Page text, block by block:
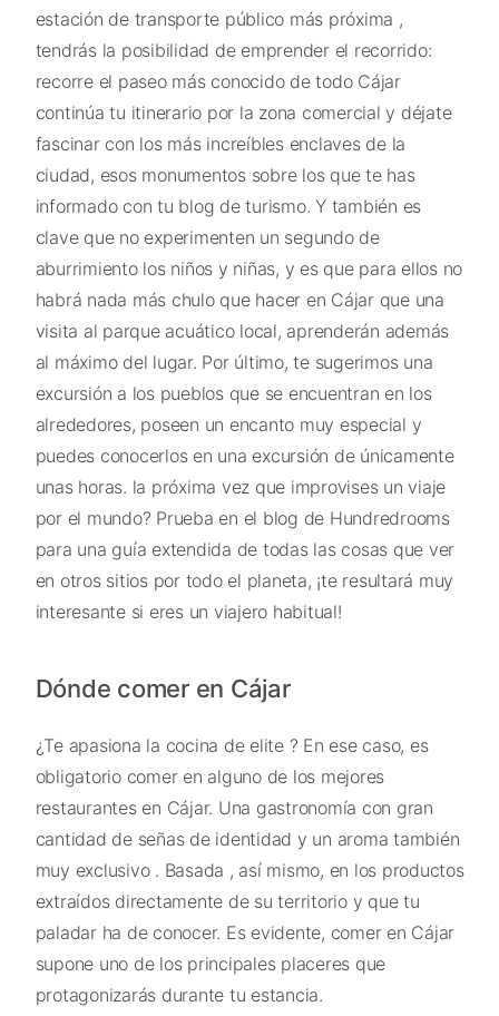
estación de transporte público más próxima ,
tendrás la posibilidad de emprender el recorrido:
recorre el paseo más conocido de todo Cájar
continúa tu itinerario por la zona comercial y déjate
fascinar con los más increíbles enclaves de la
ciudad, esos monumentos sobre los que te has
informado con tu blog de turismo. Y también es
clave que no experimenten un segundo de
aburrimiento los niños y niñas, y es que para ellos no
habrá nada más chulo que hacer en Cájar que una
visita al parque acuático local, aprenderán además
al máximo del lugar. Por último, te sugerimos una
excursión a los pueblos que se encuentran en los
alrededores, poseen un encanto muy especial y
puedes conocerlos en una excursión de únicamente
unas horas. la próxima vez que improvises un viaje
por el mundo? Prueba en el blog de Hundredrooms
para una guía extendida de todas las cosas que ver
en otros sitios por todo el planeta, ¡te resultará muy
interesante si eres un viajero habitual!
Dónde comer en Cájar
¿Te apasiona la cocina de elite ? En ese caso, es
obligatorio comer en alguno de los mejores
restaurantes en Cájar. Una gastronomía con gran
cantidad de señas de identidad y un aroma también
muy exclusivo . Basada , así mismo, en los productos
extraídos directamente de su territorio y que tu
paladar ha de conocer. Es evidente, comer en Cájar
supone uno de los principales placeres que
protagonizarás durante tu estancia.